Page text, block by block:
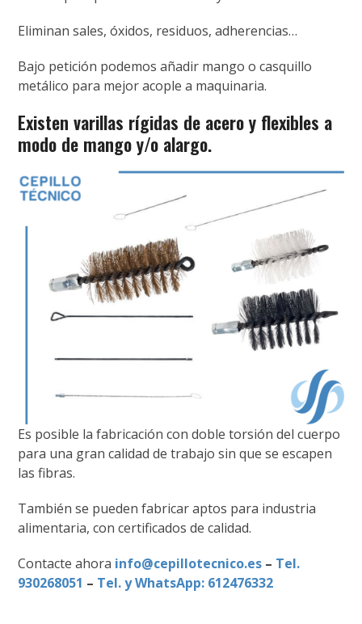
Eliminan sales, óxidos, residuos, adherencias…
Bajo petición podemos añadir mango o casquillo
metálico para mejor acople a maquinaria.
Existen varillas rígidas de acero y flexibles a
modo de mango y/o alargo.
Es posible la fabricación con doble torsión del cuerpo
para una gran calidad de trabajo sin que se escapen
las fibras.
También se pueden fabricar aptos para industria
alimentaria, con certificados de calidad.
Contacte ahora info@cepillotecnico.es – Tel.
930268051 – Tel. y WhatsApp: 612476332